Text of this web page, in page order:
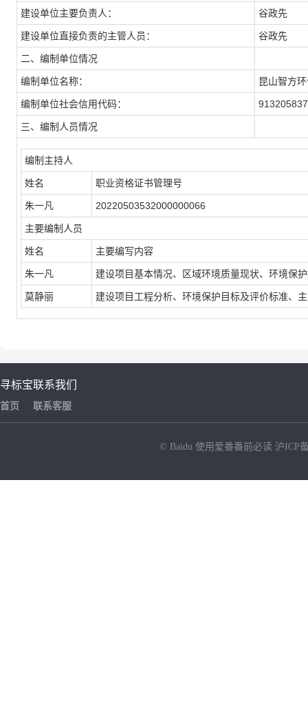
建设单位主要负责人： 谷政先
建设单位直接负责的主管人员： 谷政先
二、编制单位情况
编制单位名称： 昆山智方
编制单位社会信用代码：
三、编制人员情况
编制主持人
姓名 职业资格证书管理号
朱一凡 20220503532000000066
主要编制人员
姓名 主要编写内容
朱一凡 建设项目基本情况、区域环境质量现状、环境保
莫静丽 建设项目工程分析、环境保护目标及评价标准、
寻标宝
首页
联系我们
联系客服
© Baidu 使用爱番番前必读 沪ICP